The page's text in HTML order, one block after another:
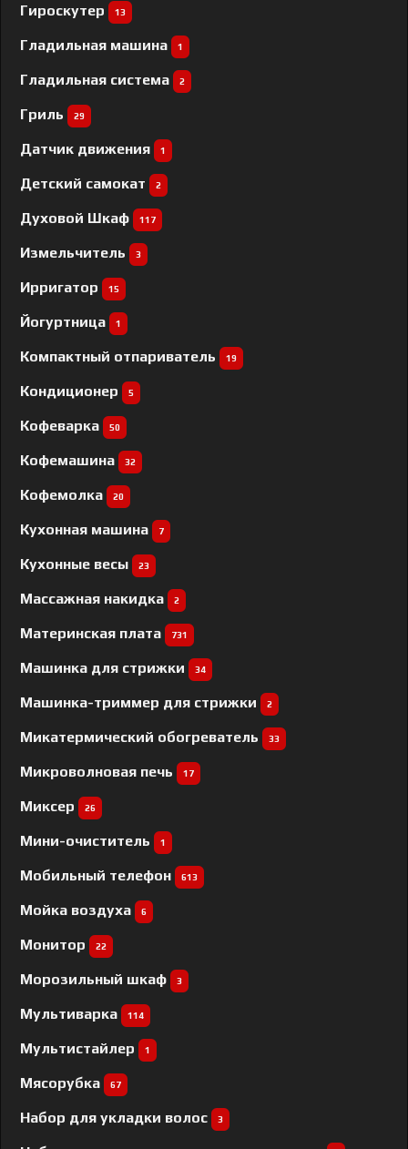
Гироскутер 13
Гладильная машина 1
Гладильная система 2
Гриль 29
Датчик движения 1
Детский самокат 2
Духовой Шкаф 117
Измельчитель 3
Ирригатор 15
Йогуртница 1
Компактный отпариватель 19
Кондиционер 5
Кофеварка 50
Кофемашина 32
Кофемолка 20
Кухонная машина 7
Кухонные весы 23
Массажная накидка 2
Материнская плата 731
Машинка для стрижки 34
Машинка-триммер для стрижки 2
Микатермический обогреватель 33
Микроволновая печь 17
Миксер 26
Мини-очиститель 1
Мобильный телефон 613
Мойка воздуха 6
Монитор 22
Морозильный шкаф 3
Мультиварка 114
Мультистайлер 1
Мясорубка 67
Набор для укладки волос 3